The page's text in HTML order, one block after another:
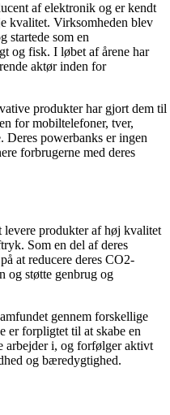
af elektronik og er kendt
kvalitet. Virksomheden blev
startede som en
og fisk. I løbet af årene har
aktør inden for
produkter har gjort dem til
for mobiltelefoner, tver,
Deres powerbanks er ingen
forbrugerne med deres
levere produkter af høj kvalitet
Som en del af deres
at reducere deres CO2-
og støtte genbrug og
gennem forskellige
er forpligtet til at skabe en
arbejder i, og forfølger aktivt
og bæredygtighed.